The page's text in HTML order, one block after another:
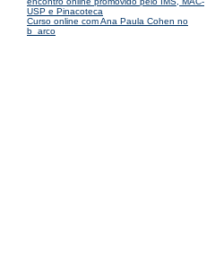
USP e Pinacoteca
Curso online com Ana Paula Cohen no
b_arco